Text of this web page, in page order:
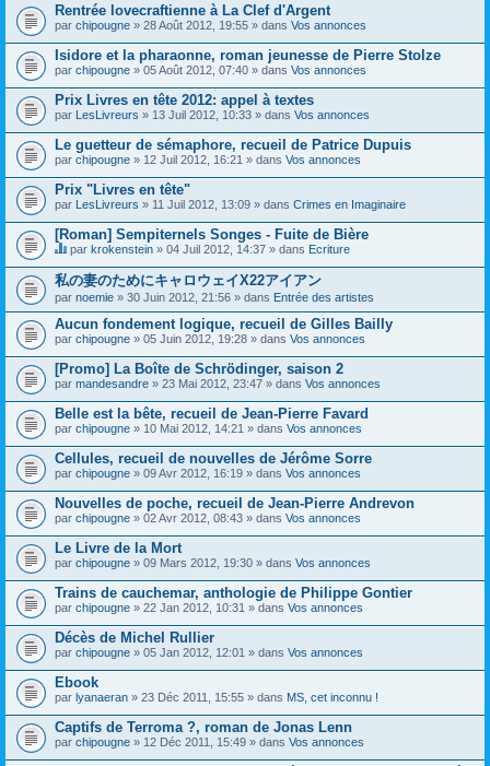
Rentrée lovecraftienne à La Clef d'Argent
par chipougne » 28 Août 2012, 19:55 » dans Vos annonces
Isidore et la pharaonne, roman jeunesse de Pierre Stolze
par chipougne » 05 Août 2012, 07:40 » dans Vos annonces
Prix Livres en tête 2012: appel à textes
par LesLivreurs » 13 Juil 2012, 10:33 » dans Vos annonces
Le guetteur de sémaphore, recueil de Patrice Dupuis
par chipougne » 12 Juil 2012, 16:21 » dans Vos annonces
Prix "Livres en tête"
par LesLivreurs » 11 Juil 2012, 13:09 » dans Crimes en Imaginaire
[Roman] Sempiternels Songes - Fuite de Bière
C
e
s
u
j
e
t
o
n
t
i
e
n
t
u
n
o
n
d
a
g
e
par krokenstein » 04 Juil 2012, 14:37 » dans Ecriture
私の妻のためにキャロウェイX22アイアン
par noemie » 30 Juin 2012, 21:56 » dans Entrée des artistes
Aucun fondement logique, recueil de Gilles Bailly
par chipougne » 05 Juin 2012, 19:28 » dans Vos annonces
[Promo] La Boîte de Schrödinger, saison 2
par mandesandre » 23 Mai 2012, 23:47 » dans Vos annonces
Belle est la bête, recueil de Jean-Pierre Favard
par chipougne » 10 Mai 2012, 14:21 » dans Vos annonces
Cellules, recueil de nouvelles de Jérôme Sorre
par chipougne » 09 Avr 2012, 16:19 » dans Vos annonces
Nouvelles de poche, recueil de Jean-Pierre Andrevon
par chipougne » 02 Avr 2012, 08:43 » dans Vos annonces
Le Livre de la Mort
par chipougne » 09 Mars 2012, 19:30 » dans Vos annonces
Trains de cauchemar, anthologie de Philippe Gontier
par chipougne » 22 Jan 2012, 10:31 » dans Vos annonces
Décès de Michel Rullier
par chipougne » 05 Jan 2012, 12:01 » dans Vos annonces
Ebook
par lyanaeran » 23 Déc 2011, 15:55 » dans MS, cet inconnu !
Captifs de Terroma ?, roman de Jonas Lenn
par chipougne » 12 Déc 2011, 15:49 » dans Vos annonces